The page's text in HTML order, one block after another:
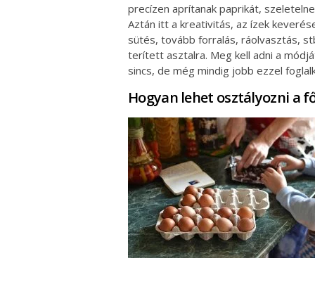
precízen aprítanak paprikát,
Aztán itt a kreativitás, az ízek
sütés, tovább forralás, ráolvasztás,
terített asztalra. Meg kell adni a
sincs, de még mindig jobb ezzel
Hogyan lehet osztályozni a